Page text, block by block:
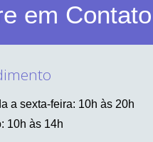
em Contato
a sexta-feira: 10h às 20h
10h às 14h